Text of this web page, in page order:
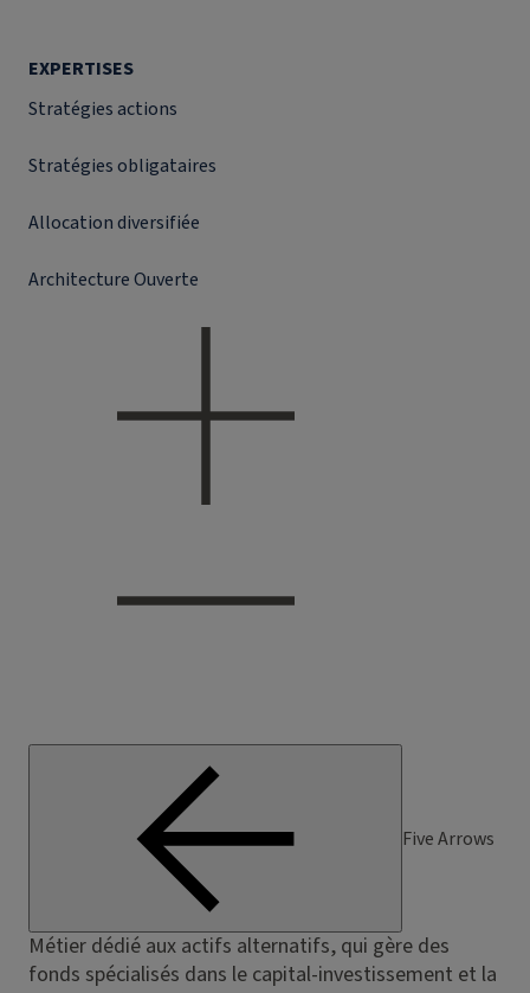
EXPERTISES
Stratégies actions
Stratégies obligataires
Allocation diversifiée
Architecture Ouverte
Five Arrows
Métier dédié aux actifs alternatifs, qui gère des
fonds spécialisés dans le capital-investissement et la